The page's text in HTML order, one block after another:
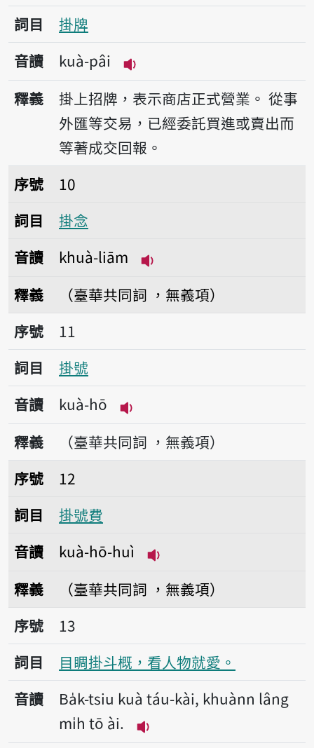
詞目
掛牌
音讀
kuà-pâi
播放音讀kuà-pâi
釋義 掛上招牌，表示商店正式營業。 從事
外匯等交易，已經委託買進或賣出而
等著成交回報。
序號10掛念
序號
10
詞目
掛念
音讀
khuà-liām
釋義
（臺華共同詞 ，無義項）
序號11掛號
序號
11
詞目
掛號
音讀
kuà-hō
播放音讀kuà-hō
釋義
（臺華共同詞 ，無義項）
序號12掛號費
序號
12
詞目
掛號費
音讀
kuà-hō-huì
釋義
（臺華共同詞 ，無義項）
序號13目睭掛斗概，看人物就愛。
序號
13
詞目
目睭掛斗概，看人物就愛。
音讀
Ba̍k-tsiu kuà táu-kài, khuànn lâng
mi̍h tō ài.